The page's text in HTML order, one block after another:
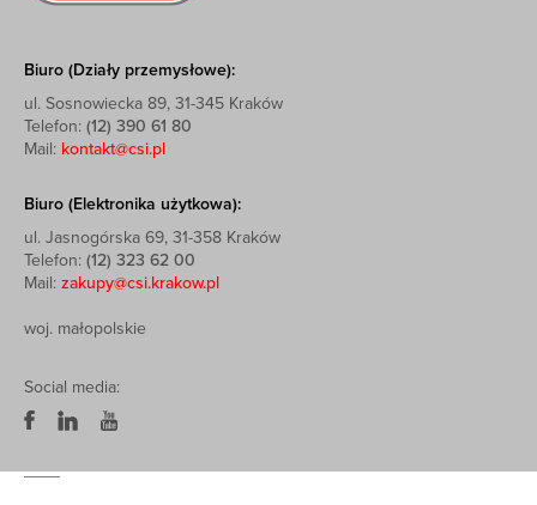
Biuro (Działy przemysłowe):
ul. Sosnowiecka 89, 31-345 Kraków
Telefon: (12) 390 61 80
Mail: kontakt@csi.pl
Biuro (Elektronika użytkowa):
ul. Jasnogórska 69, 31-358 Kraków
Telefon: (12) 323 62 00
Mail: zakupy@csi.krakow.pl
woj. małopolskie
Social media: